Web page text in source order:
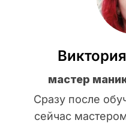
мастер
Сразу после
сейчас